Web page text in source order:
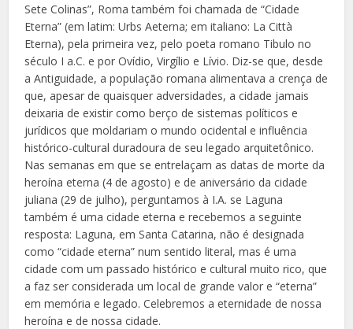
Sete Colinas”, Roma também foi chamada de “Cidade
Eterna” (em latim: Urbs Aeterna; em italiano: La Città
Eterna), pela primeira vez, pelo poeta romano Tibulo no
século I a.C. e por Ovídio, Virgílio e Lívio. Diz-se que, desde
a Antiguidade, a população romana alimentava a crença de
que, apesar de quaisquer adversidades, a cidade jamais
deixaria de existir como berço de sistemas políticos e
jurídicos que moldariam o mundo ocidental e influência
histórico-cultural duradoura de seu legado arquitetônico.
Nas semanas em que se entrelaçam as datas de morte da
heroína eterna (4 de agosto) e de aniversário da cidade
juliana (29 de julho), perguntamos à I.A. se Laguna
também é uma cidade eterna e recebemos a seguinte
resposta: Laguna, em Santa Catarina, não é designada
como “cidade eterna” num sentido literal, mas é uma
cidade com um passado histórico e cultural muito rico, que
a faz ser considerada um local de grande valor e “eterna”
em memória e legado. Celebremos a eternidade de nossa
heroína e de nossa cidade.